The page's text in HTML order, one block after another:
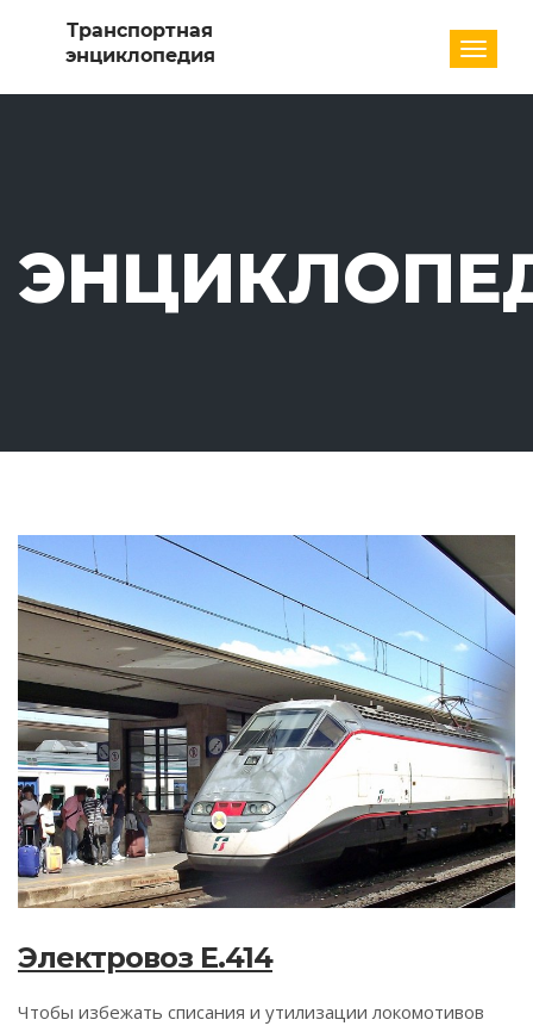
Электровоз E.414
Чтобы избежать списания и утилизации локомотивов